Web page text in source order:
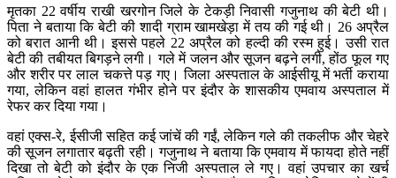
मृतका 22 वर्षीय राखी खरगोन जिले के टेकड़ी निवासी गजुनाथ की बेटी थी।
पिता ने बताया कि बेटी की शादी ग्राम खामखेड़ा में तय की गई थी। 26 अप्रैल
को बरात आनी थी। इससे पहले 22 अप्रैल को हल्दी की रस्म हुई। उसी रात
बेटी की तबीयत बिगड़ने लगी। गले में जलन और सूजन बढ़ने लगी, होंठ फूल गए
और शरीर पर लाल चकत्ते पड़ गए। जिला अस्पताल के आईसीयू में भर्ती कराया
गया, लेकिन वहां हालत गंभीर होने पर इंदौर के शासकीय एमवाय अस्पताल में
रेफर कर दिया गया।
वहां एक्स-रे, ईसीजी सहित कई जांचें की गईं, लेकिन गले की तकलीफ और चेहरे
की सूजन लगातार बढ़ती रही। गजुनाथ ने बताया कि एमवाय में फायदा होते नहीं
दिखा तो बेटी को इंदौर के एक निजी अस्पताल ले गए। वहां उपचार का खर्च